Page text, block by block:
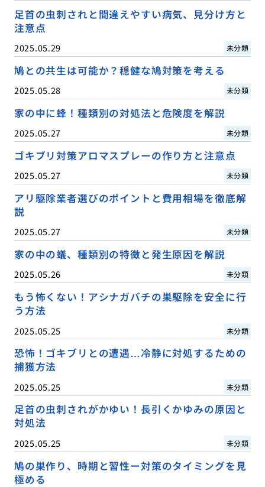
足首の虫刺されと間違えやすい病気、見分け方と
注意点
2025.05.29 未分類
鳩との共生は可能か？穏健な鳩対策を考える
2025.05.28 未分類
家の中に蜂！種類別の対処法と危険度を解説
2025.05.27 未分類
ゴキブリ対策アロマスプレーの作り方と注意点
2025.05.27 未分類
アリ駆除業者選びのポイントと費用相場を徹底解
説
2025.05.27 未分類
家の中の蟻、種類別の特徴と発生原因を解説
2025.05.26 未分類
もう怖くない！アシナガバチの巣駆除を安全に行
う方法
2025.05.25 未分類
恐怖！ゴキブリとの遭遇…冷静に対処するための
捕獲方法
2025.05.25 未分類
足首の虫刺されがかゆい！長引くかゆみの原因と
対処法
2025.05.25 未分類
鳩の巣作り、時期と習性ー対策のタイミングを見
極める